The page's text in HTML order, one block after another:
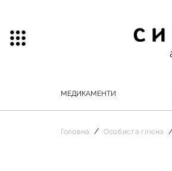
МЕДИКАМЕНТИ
Головна Особиста гігієна